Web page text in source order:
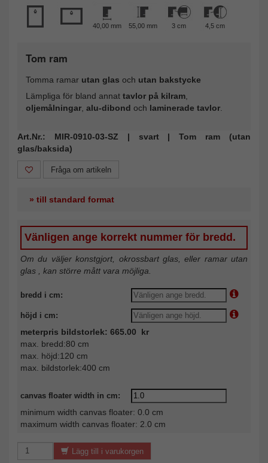
40,00 mm 55,00 mm 3 cm 4,5 cm
Tom ram
Tomma ramar utan glas och utan bakstycke
Lämpliga för bland annat tavlor på kilram,
oljemålningar, alu-dibond och laminerade tavlor.
Art.Nr.: MIR-0910-03-SZ | svart | Tom ram (utan
glas/baksida)
Fråga om artikeln
» till standard format
Vänligen ange korrekt nummer för bredd.
Om du väljer konstgjort, okrossbart glas, eller ramar utan
glas , kan större mått vara möjliga.
bredd i cm:
höjd i cm:
meterpris bildstorlek: 665.00 kr
max. bredd:80 cm
max. höjd:120 cm
max. bildstorlek:400 cm
canvas floater width in cm:
minimum width canvas floater: 0.0 cm
maximum width canvas floater: 2.0 cm
Lägg till i varukorgen